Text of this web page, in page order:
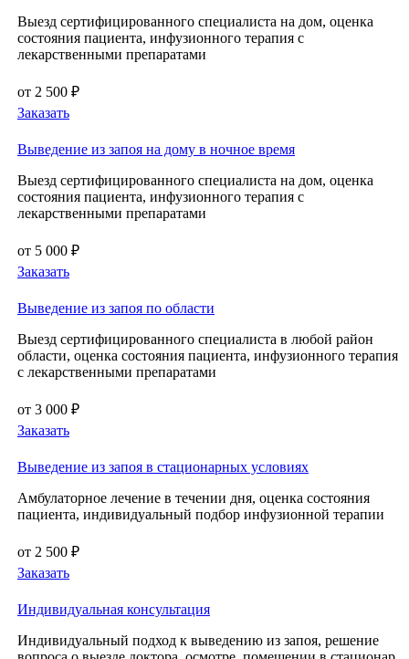
Выезд сертифицированного специалиста на дом, оценка
состояния пациента, инфузионного терапия с
лекарственными препаратами
от 2 500 ₽
Заказать
Выведение из запоя на дому в ночное время
Выезд сертифицированного специалиста на дом, оценка
состояния пациента, инфузионного терапия с
лекарственными препаратами
от 5 000 ₽
Заказать
Выведение из запоя по области
Выезд сертифицированного специалиста в любой район
области, оценка состояния пациента, инфузионного терапия
с лекарственными препаратами
от 3 000 ₽
Заказать
Выведение из запоя в стационарных условиях
Амбулаторное лечение в течении дня, оценка состояния
пациента, индивидуальный подбор инфузионной терапии
от 2 500 ₽
Заказать
Индивидуальная консультация
Индивидуальный подход к выведению из запоя, решение